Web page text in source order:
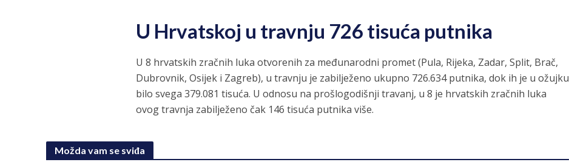
U Hrvatskoj u travnju 726 tisuća putnika
U 8 hrvatskih zračnih luka otvorenih za međunarodni promet (Pula, Rijeka, Zadar, Split, Brač,
Dubrovnik, Osijek i Zagreb), u travnju je zabilježeno ukupno 726.634 putnika, dok ih je u ožujku
bilo svega 379.081 tisuća. U odnosu na prošlogodišnji travanj, u 8 je hrvatskih zračnih luka
ovog travnja zabilježeno čak 146 tisuća putnika više.
Možda vam se sviđa